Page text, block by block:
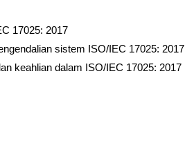
17025: 2017
sistem ISO/IEC 17025: 2017
keahlian dalam ISO/IEC 17025: 2017